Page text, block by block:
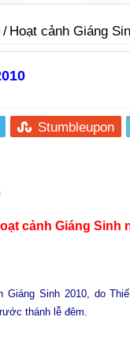
/ Hoạt cảnh Giáng
Stumbleupon
cảnh Giáng Sinh
Giáng Sinh 2010, do
thánh lễ đêm.